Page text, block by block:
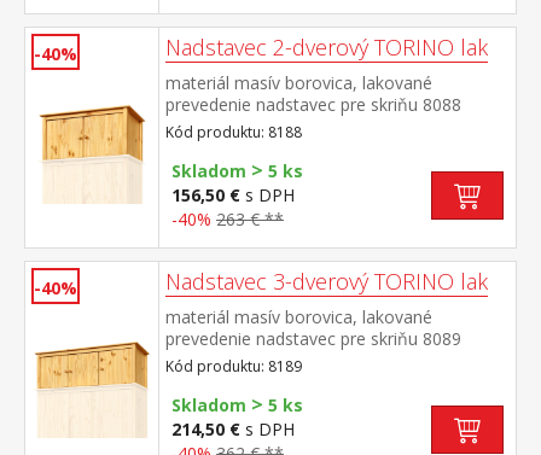
-40% Nadstavec 2-dverový TORINO lak
materiál masív borovica, lakované
prevedenie nadstavec pre skriňu 8088
Kód produktu: 8188
Skladom > 5 ks
156,50 € s DPH
-40% 263 € **
-40% Nadstavec 3-dverový TORINO lak
materiál masív borovica, lakované
prevedenie nadstavec pre skriňu 8089
Kód produktu: 8189
Skladom > 5 ks
214,50 € s DPH